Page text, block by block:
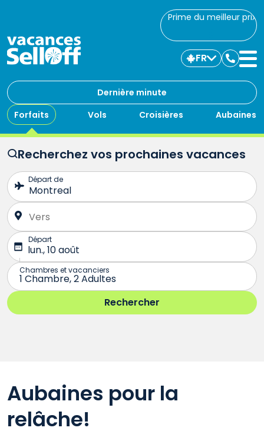
Prime du meilleur prix
Dernière minute
Forfaits
Vols Croisières Aubaines
FR
avec
Recherchez vos prochaines vacances
Aubaines pour la
relâche!